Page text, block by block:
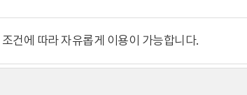
조건에 따라 자유롭게 이용이 가능합니다.